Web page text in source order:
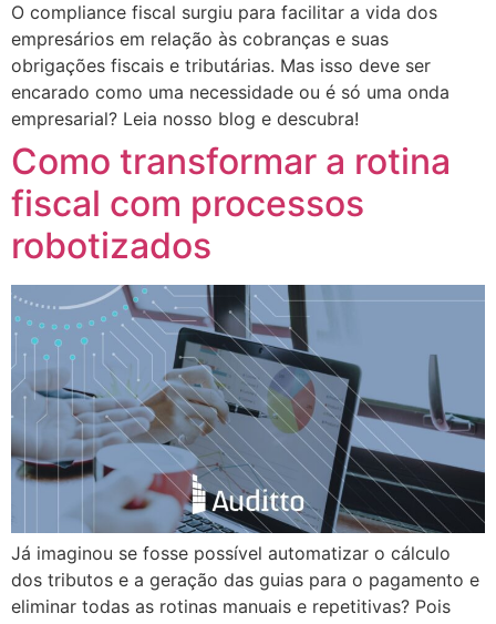
O compliance fiscal surgiu para facilitar a vida dos
empresários em relação às cobranças e suas
obrigações fiscais e tributárias. Mas isso deve ser
encarado como uma necessidade ou é só uma onda
empresarial? Leia nosso blog e descubra!
Como transformar a rotina
fiscal com processos
robotizados
Já imaginou se fosse possível automatizar o cálculo
dos tributos e a geração das guias para o pagamento e
eliminar todas as rotinas manuais e repetitivas? Pois